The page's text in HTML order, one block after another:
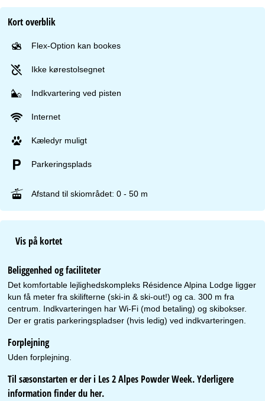
Kort overblik
Flex-Option kan bookes
Ikke kørestolsegnet
Indkvartering ved pisten
Internet
Kæledyr muligt
Parkeringsplads
Afstand til skiområdet: 0 - 50 m
Vis på kortet
Beliggenhed og faciliteter
Det komfortable lejlighedskompleks Résidence Alpina Lodge ligger
kun få meter fra skilifterne (ski-in & ski-out!) og ca. 300 m fra
centrum. Indkvarteringen har Wi-Fi (mod betaling) og skibokser.
Der er gratis parkeringspladser (hvis ledig) ved indkvarteringen.
Forplejning
Uden forplejning.
Til sæsonstarten er der i Les 2 Alpes Powder Week. Yderligere
information finder duher.